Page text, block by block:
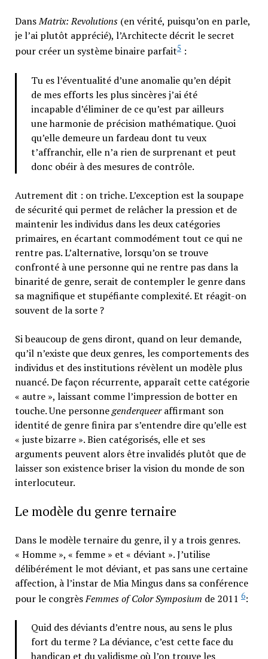
DansMatrix: Revolutions(en vérité, puisqu’on en parle,
je l’ai plutôt apprécié), l’Architecte décrit le secret
pour créer un système binaire parfait5:
Tu es l’éventualité d’une anomalie qu’en dépit
de mes efforts les plus sincères j’ai été
incapable d’éliminer de ce qu’est par ailleurs
une harmonie de précision mathématique. Quoi
qu’elle demeure un fardeau dont tu veux
t’affranchir, elle n’a rien de surprenant et peut
donc obéir à des mesures de contrôle.
Autrement dit : on triche. L’exception est la soupape
de sécurité qui permet de relâcher la pression et de
maintenir les individus dans les deux catégories
primaires, en écartant commodément tout ce qui ne
rentre pas. L’alternative, lorsqu’on se trouve
confronté à une personne qui ne rentre pas dans la
binarité de genre, serait de contempler le genre dans
sa magnifique et stupéfiante complexité. Et réagit-on
souvent de la sorte ?
Si beaucoup de gens diront, quand on leur demande,
qu’il n’existe que deux genres, les comportements des
individus et des institutions révèlent un modèle plus
nuancé. De façon récurrente, apparaît cette catégorie
« autre », laissant comme l’impression de botter en
touche. Une personnegenderqueeraffirmant son
identité de genre finira par s’entendre dire qu’elle est
« juste bizarre ». Bien catégorisés, elle et ses
arguments peuvent alors être invalidés plutôt que de
laisser son existence briser la vision du monde de son
interlocuteur.
Le modèle du genre ternaire
Dans le modèle ternaire du genre, il y a trois genres.
« Homme », « femme » et « déviant ». J’utilise
délibérément le mot déviant, et pas sans une certaine
affection, à l’instar de Mia Mingus dans sa conférence
pour le congrèsFemmes of Color Symposium de 20116:
Quid des déviants d’entre nous, au sens le plus
fort du terme ? La déviance, c’est cette face du
handicap et du validisme où l’on trouve les